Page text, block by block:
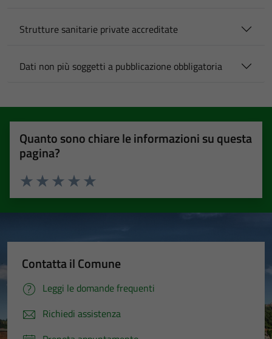
Strutture sanitarie private accreditate
Dati non più soggetti a pubblicazione obbligatoria
Quanto sono chiare le informazioni su questa
pagina?
Valuta 5 stelle su 5
Valuta 4 stelle su 5
Valuta 3 stelle su 5
Valuta 2 stelle su 5
Valuta 1 stelle su 5
Contatta il Comune
Leggi le domande frequenti
Richiedi assistenza